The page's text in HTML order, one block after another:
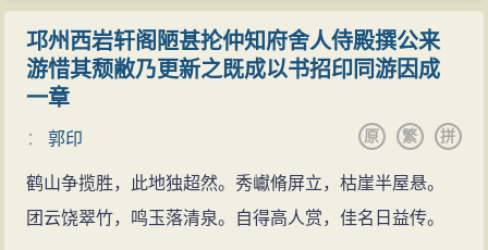
邛州西岩轩阁陋甚抡仲知府舍人侍殿撰公来
游惜其颓敝乃更新之既成以书招印同游因成
一章
：郭印 拼
繁
原
鹤山争揽胜，此地独超然。秀巘脩屏立，枯崖半屋悬。
团云饶翠竹，鸣玉落清泉。自得高人赏，佳名日益传。